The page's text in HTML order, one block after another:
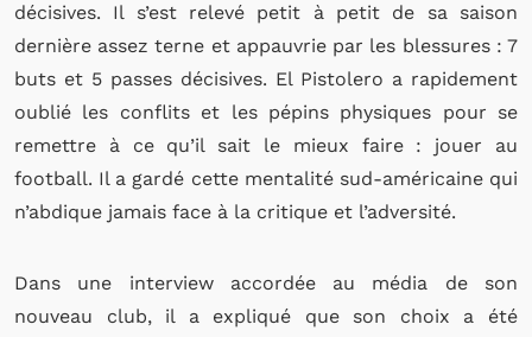
décisives. Il s’est relevé petit à petit de sa saison
dernière assez terne et appauvrie par les blessures : 7
buts et 5 passes décisives. El Pistolero a rapidement
oublié les conflits et les pépins physiques pour se
remettre à ce qu’il sait le mieux faire : jouer au
football. Il a gardé cette mentalité sud-américaine qui
n’abdique jamais face à la critique et l’adversité.
Dans une interview accordée au média de son
nouveau club, il a expliqué que son choix a été